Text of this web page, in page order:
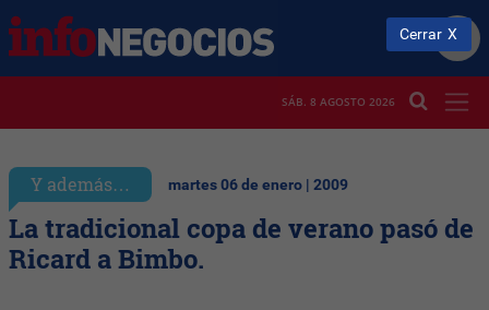
SÁB. 8 AGOSTO 2026
Y además… martes 06 de enero | 2009
La tradicional copa de verano pasó de
Ricard a Bimbo.
Cerrar